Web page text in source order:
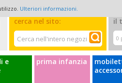
Il mio account La mia wishlist
cerca nel sito: il
0
e
prima infanzia
Ulteriori informazioni.